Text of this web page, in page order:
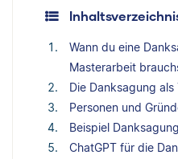
Wann du eine
Masterarbeit
Die Danksagung
Personen und
Beispiel
ChatGPT für die